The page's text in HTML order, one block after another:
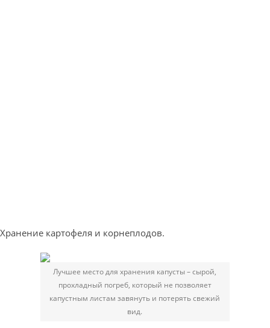
Хранение картофеля и корнеплодов.
Лучшее место для хранения капусты – сырой,
прохладный погреб, который не позволяет
капустным листам завянуть и потерять свежий
вид.